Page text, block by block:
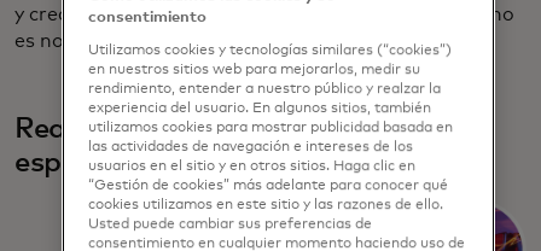
y crear experiencias en línea más seguras. La IA ya no
es noticia, sino cómo las compañías la aprovechan.
Realidad extendida y computación
espacial: no es solo para jugadores
consentimiento
Utilizamos cookies y tecnologías similares (“cookies”)
en nuestros sitios web para mejorarlos, medir su
rendimiento, entender a nuestro público y realzar la
experiencia del usuario. En algunos sitios, también
utilizamos cookies para mostrar publicidad basada en
las actividades de navegación e intereses de los
usuarios en el sitio y en otros sitios. Haga clic en
“Gestión de cookies” más adelante para conocer qué
cookies utilizamos en este sitio y las razones de ello.
Usted puede cambiar sus preferencias de
consentimiento en cualquier momento haciendo uso de